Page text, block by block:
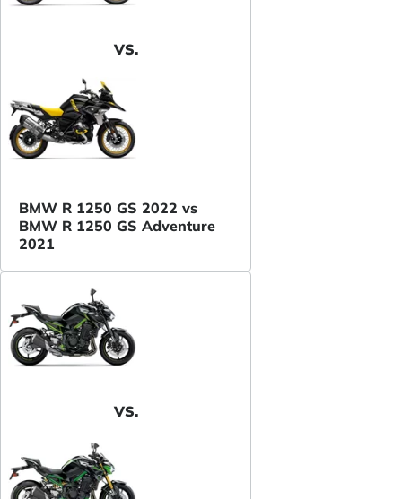
VS.
BMW R 1250 GS 2022 vs
BMW R 1250 GS Adventure
2021
VS.